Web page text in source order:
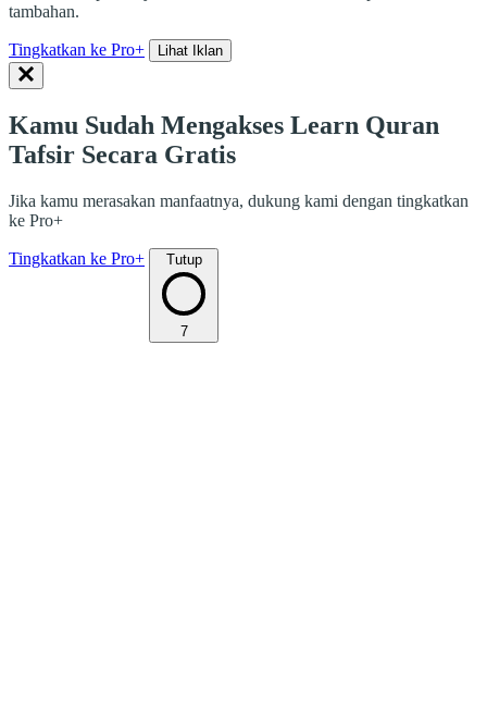
tambahan.
Tingkatkan ke Pro+ Lihat Iklan
Kamu Sudah Mengakses Learn Quran
Tafsir Secara Gratis
Jika kamu merasakan manfaatnya, dukung kami dengan tingkatkan
ke Pro+
Tingkatkan ke Pro+ Tutup
7